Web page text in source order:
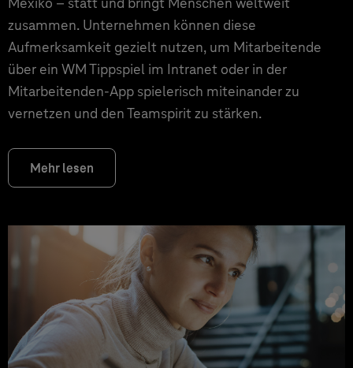
zusammen. Unternehmen können diese
Aufmerksamkeit gezielt nutzen, um Mitarbeitende
über ein WM Tippspiel im Intranet oder in der
Mitarbeitenden-App spielerisch miteinander zu
vernetzen und den Teamspirit zu stärken.
Mehr lesen